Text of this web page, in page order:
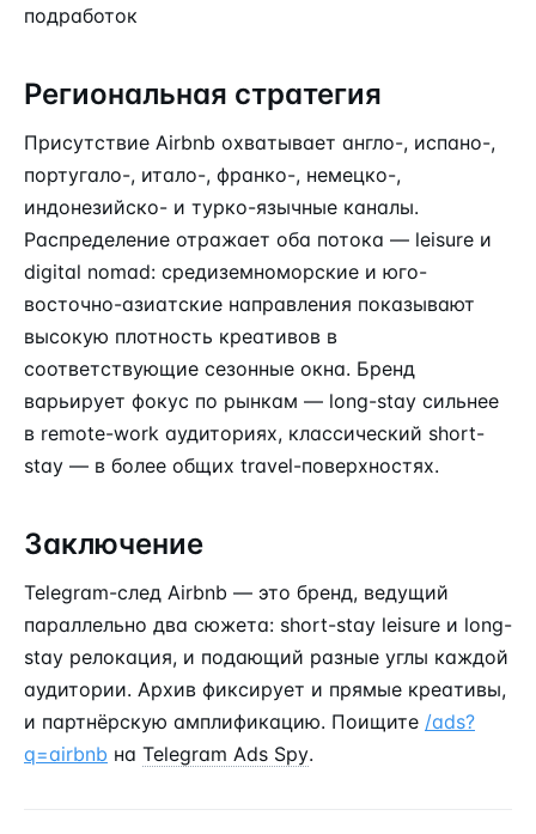
подработок
Региональная стратегия
Присутствие Airbnb охватывает англо-, испано-,
португало-, итало-, франко-, немецко-,
индонезийско- и турко-язычные каналы.
Распределение отражает оба потока — leisure и
digital nomad: средиземноморские и юго-
восточно-азиатские направления показывают
высокую плотность креативов в
соответствующие сезонные окна. Бренд
варьирует фокус по рынкам — long-stay сильнее
в remote-work аудиториях, классический short-
stay — в более общих travel-поверхностях.
Заключение
Telegram-след Airbnb — это бренд, ведущий
параллельно два сюжета: short-stay leisure и long-
stay релокация, и подающий разные углы каждой
аудитории. Архив фиксирует и прямые креативы,
и партнёрскую амплификацию. Поищите /ads?
q=airbnb на Telegram Ads Spy.